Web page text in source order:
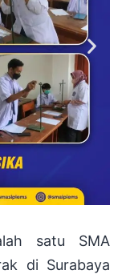
satu SMA
di Surabaya